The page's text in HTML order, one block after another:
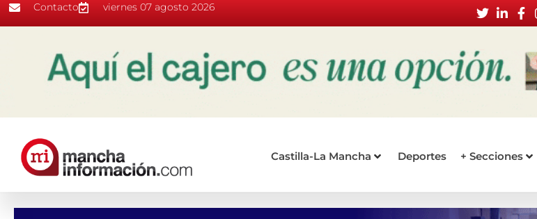
Contacto viernes 07 agosto 2026
Castilla-La Mancha Deportes + Secciones